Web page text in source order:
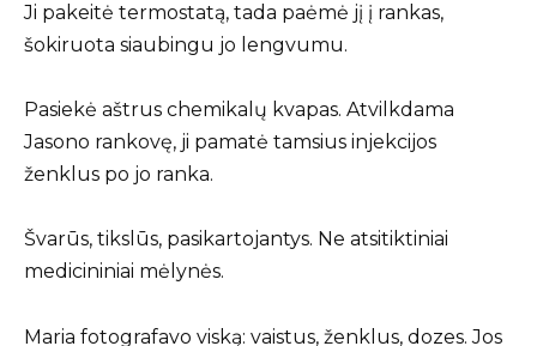
Ji pakeitė termostatą, tada paėmė jį į rankas,
šokiruota siaubingu jo lengvumu.
Pasiekė aštrus chemikalų kvapas. Atvilkdama
Jasono rankovę, ji pamatė tamsius injekcijos
ženklus po jo ranka.
Švarūs, tikslūs, pasikartojantys. Ne atsitiktiniai
medicininiai mėlynės.
Maria fotografavo viską: vaistus, ženklus, dozes. Jos